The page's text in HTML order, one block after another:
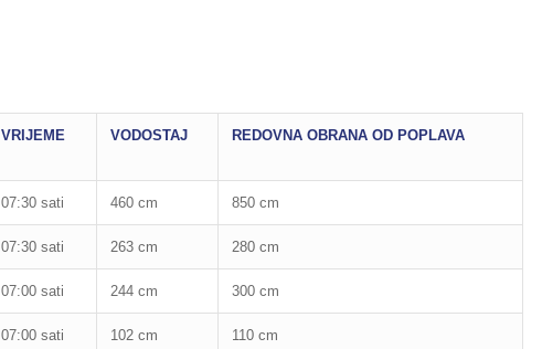
VRIJEME VODOSTAJ REDOVNA OBRANA OD POPLAVA
07:30 sati 460 cm 850 cm
07:30 sati 263 cm 280 cm
07:00 sati 244 cm 300 cm
07:00 sati 102 cm 110 cm